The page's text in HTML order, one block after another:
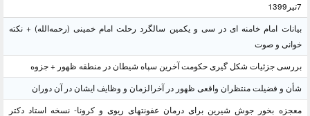
7تیر1399
بیانات امام خامنه ای در سی و یکمین سالگرد رحلت امام خمینی (رحمه‌الله) + نکته
خوانی و صوت
بررسی جزئیات شکل گیری حکومت آخرین سپاه شیطان در منطقه ظهور + جزوه
شأن و فضیلت منتظران واقعی ظهور در آخرالزمان و وظایف ایشان در آن دوران
معجزه بخور جوش شیرین برای درمان عفونتهای ریوی و کرونا- نسخه استاد دکتر